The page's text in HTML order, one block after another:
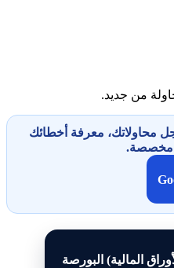
من جديد.
محاولاتك، معرفة أخطائك
مخصصة.
المالية) البورصة